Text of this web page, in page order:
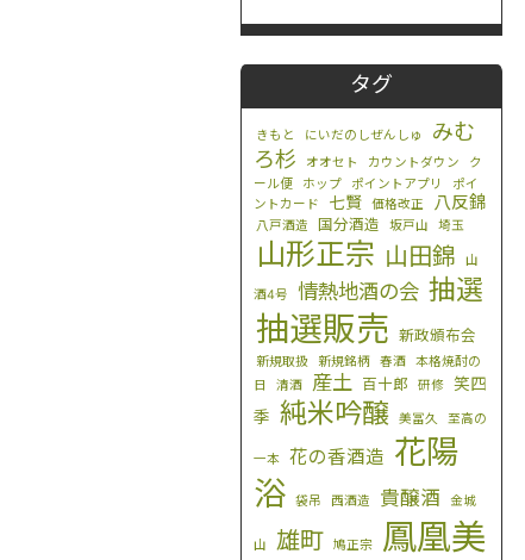
タグ
きもと にいだのしぜんしゅ
みむ
ろ杉
オオセト カウントダウン
ク
ール便
ホップ ポイントアプリ
ポイ
ントカード
七賢 価格改正 八反錦
八戸酒造 国分酒造 坂戸山 埼玉
山形正宗 山田錦 山
酒4号 情熱地酒の会 抽選
抽選販売 新政頒布会
新規取扱 新規銘柄 春酒
本格焼酎の
日
清酒 産土 百十郎 研修
笑四
季 純米吟醸 美冨久 至高の
一本 花の香酒造 花陽
浴
袋吊 西酒造 貴醸酒 金城
山 雄町 鳩正宗
鳳凰美